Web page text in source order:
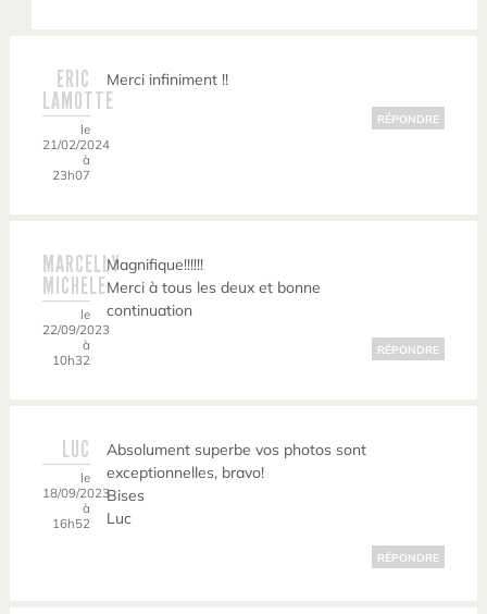
ERIC
LAMOTTE
le
21/02/2024
à
23h07
Merci infiniment !!
RÉPONDRE
MARCELLY
MICHELE
le
22/09/2023
à
10h32
Magnifique!!!!!!
Merci à tous les deux et bonne
continuation
RÉPONDRE
LUC
le
18/09/2023
à
16h52
Absolument superbe vos photos sont
exceptionnelles, bravo!
Bises
Luc
RÉPONDRE